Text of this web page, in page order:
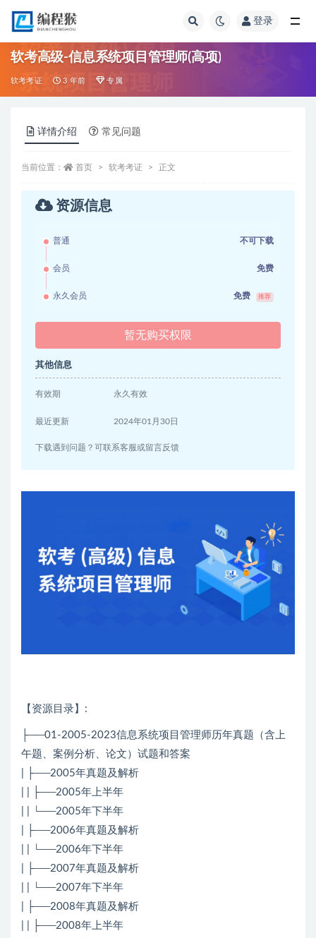
登录
软考高级-信息系统项目管理师(高项)
软考考证 3 年前 专属
详情介绍 常见问题
当前位置： 首页 软考考证 正文
资源信息
普通 不可下载
会员 免费
永久会员 免费 推荐
暂无购买权限
其他信息
有效期 永久有效
最近更新 2024年01月30日
下载遇到问题？可联系客服或留言反馈
【资源目录】:
├──01-2005-2023信息系统项目管理师历年真题（含上
午题、案例分析、论文）试题和答案
| ├──2005年真题及解析
| | ├──2005年上半年
| | └──2005年下半年
| ├──2006年真题及解析
| | └──2006年下半年
| ├──2007年真题及解析
| | └──2007年下半年
| ├──2008年真题及解析
| | ├──2008年上半年